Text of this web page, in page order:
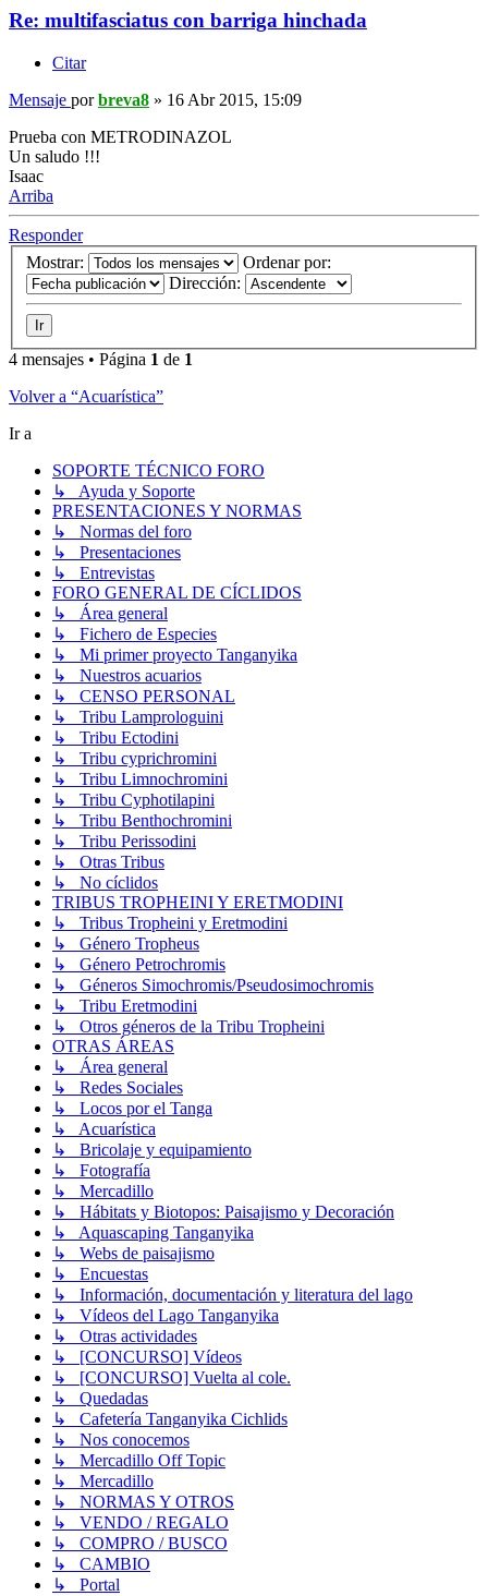
Re: multifasciatus con barriga hinchada
Citar
Mensaje porbreva8 » 16 Abr 2015, 15:09
Prueba con METRODINAZOL
Un saludo !!!
Isaac
Arriba
Responder
Mostrar:
Ordenar por:
Dirección:
4 mensajes • Página 1 de 1
Volver a “Acuarística”
Ir a
SOPORTE TÉCNICO FORO
↳ Ayuda y Soporte
PRESENTACIONES Y NORMAS
↳ Normas del foro
↳ Presentaciones
↳ Entrevistas
FORO GENERAL DE CÍCLIDOS
↳ Área general
↳ Fichero de Especies
↳ Mi primer proyecto Tanganyika
↳ Nuestros acuarios
↳ CENSO PERSONAL
↳ Tribu Lamprologuini
↳ Tribu Ectodini
↳ Tribu cyprichromini
↳ Tribu Limnochromini
↳ Tribu Cyphotilapini
↳ Tribu Benthochromini
↳ Tribu Perissodini
↳ Otras Tribus
↳ No cíclidos
TRIBUS TROPHEINI Y ERETMODINI
↳ Tribus Tropheini y Eretmodini
↳ Género Tropheus
↳ Género Petrochromis
↳ Géneros Simochromis/Pseudosimochromis
↳ Tribu Eretmodini
↳ Otros géneros de la Tribu Tropheini
OTRAS ÁREAS
↳ Área general
↳ Redes Sociales
↳ Locos por el Tanga
↳ Acuarística
↳ Bricolaje y equipamiento
↳ Fotografía
↳ Mercadillo
↳ Hábitats y Biotopos: Paisajismo y Decoración
↳ Aquascaping Tanganyika
↳ Webs de paisajismo
↳ Encuestas
↳ Información, documentación y literatura del lago
↳ Vídeos del Lago Tanganyika
↳ Otras actividades
↳ [CONCURSO] Vídeos
↳ [CONCURSO] Vuelta al cole.
↳ Quedadas
↳ Cafetería Tanganyika Cichlids
↳ Nos conocemos
↳ Mercadillo Off Topic
↳ Mercadillo
↳ NORMAS Y OTROS
↳ VENDO / REGALO
↳ COMPRO / BUSCO
↳ CAMBIO
↳ Portal